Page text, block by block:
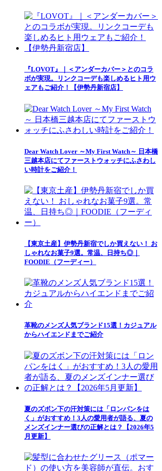
『LOVOT』｜＜アンダーカバー＞とのコラ
ボが実現。リンクコーデも楽しめるヒト用ウ
ェアもご紹介！【伊勢丹新宿店】
Dear Watch Lover ～My First Watch～ 日本橋
三越本店にてファーストウォッチにふさわし
い時計をご紹介！
【東京土産】伊勢丹新宿でしか買えない！ お
しゃれなお菓子9選。常温、日持ち◎｜
FOODIE（フーディー）
革靴のメンズ人気ブランド15選！カジュアル
からハイエンドまでご紹介
夏のズボン下の汗対策には「ロンパンをは
く」がおすすめ！3人の愛用者が語る、夏の
メンズインナー選びの正解とは？【2026年5
月更新】